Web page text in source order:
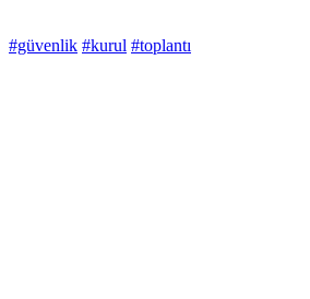
#güvenlik #kurul #toplantı